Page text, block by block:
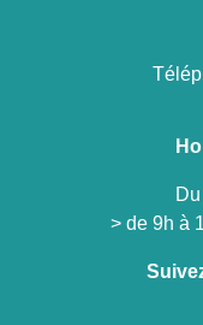
> de 9h à